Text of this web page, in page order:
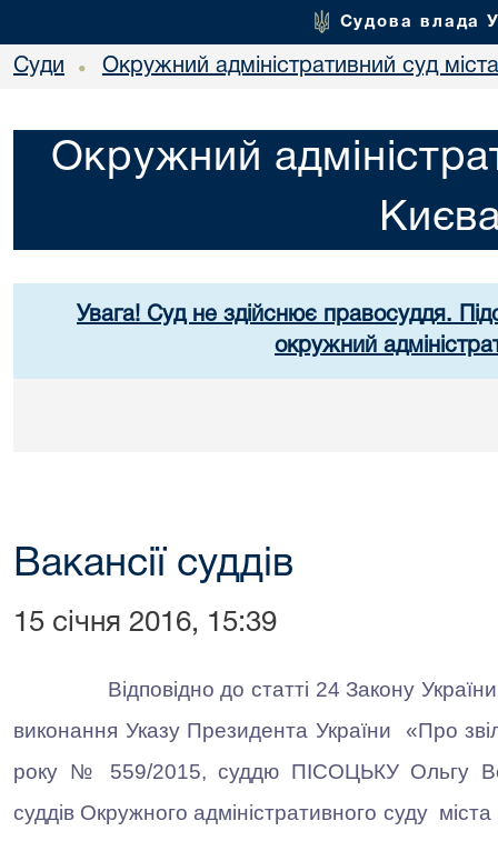
Судова влада
Суди • Окружний адміністративний суд
Окружний
Увага! Суд не здійснює правосуддя.
окружний
Вакансії суддів
15 січня 2016, 15:39
Відповідно до статті 24 Закону
виконання Указу Президента України «Про
року № 559/2015, суддю ПІСОЦЬКУ Ольгу
суддів Окружного адміністративного суду